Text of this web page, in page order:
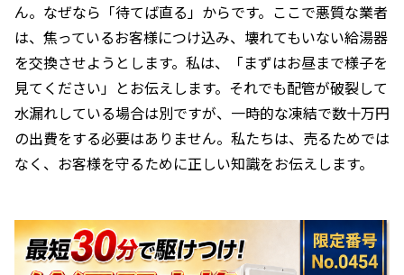
ん。なぜなら「待てば直る」からです。ここで悪質な業者
は、焦っているお客様につけ込み、壊れてもいない給湯器
を交換させようとします。私は、「まずはお昼まで様子を
見てください」とお伝えします。それでも配管が破裂して
水漏れしている場合は別ですが、一時的な凍結で数十万円
の出費をする必要はありません。私たちは、売るためでは
なく、お客様を守るために正しい知識をお伝えします。